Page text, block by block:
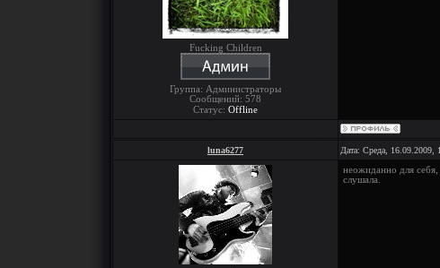
Fucking Children
Группа: Администраторы
Сообщений: 578
Статус: Offline
luna6277 Дата: Среда, 16.09.2009,
неожиданно для
слушала.